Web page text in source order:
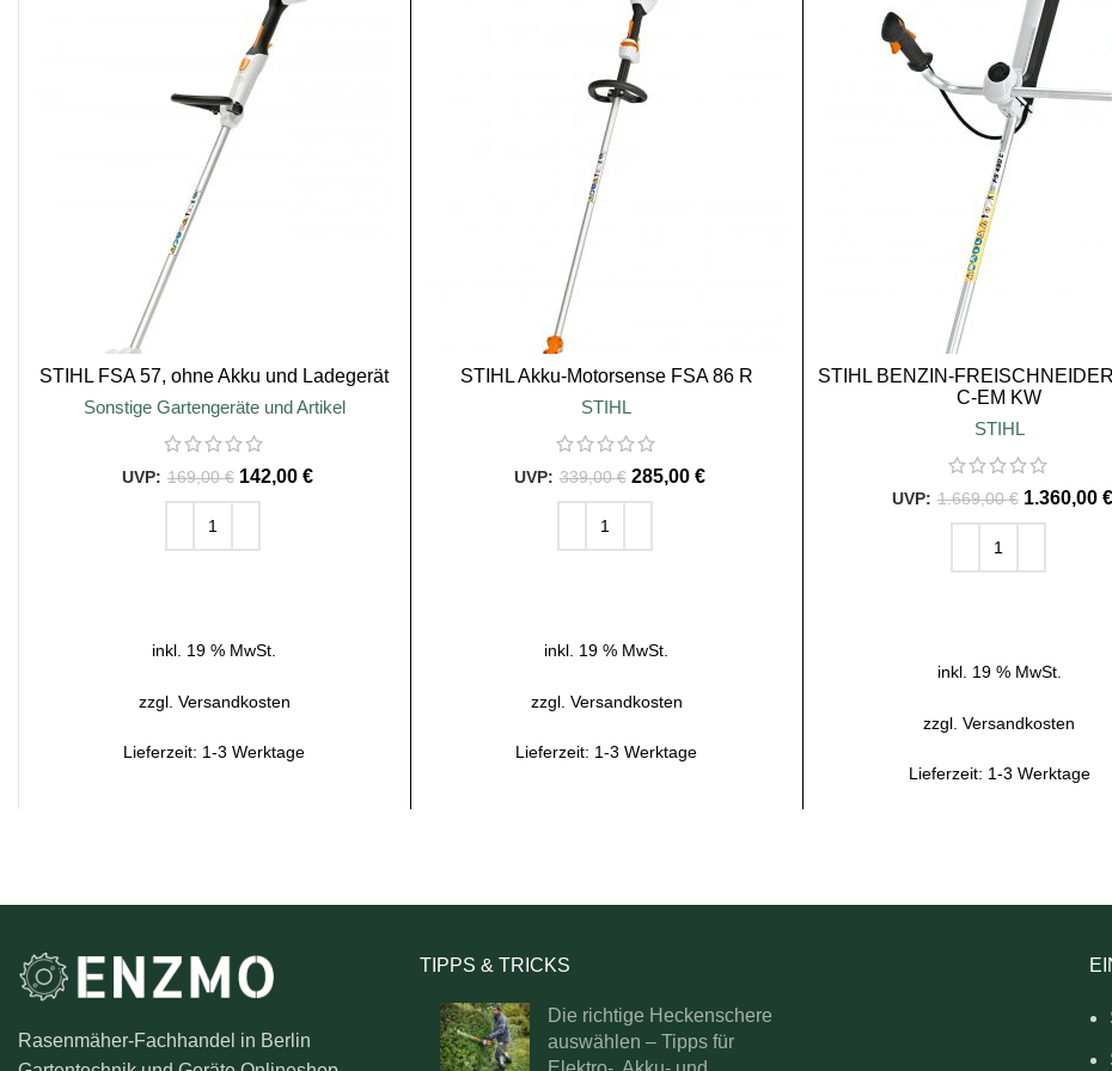
STIHL FSA 57, ohne Akku und Ladegerät
Sonstige Gartengeräte und Artikel
169,00€ 142,00 €
inkl. 19 % MwSt.
zzgl. Versandkosten
Lieferzeit: 1-3 Werktage
STIHL Akku-Motorsense FSA 86 R
STIHL
339,00€ 285,00 €
inkl. 19 % MwSt.
zzgl. Versandkosten
Lieferzeit: 1-3 Werktage
STIHL BENZIN-
C-EM KW
STIHL
1.669,00€ 1.360,00 €
inkl. 19 % MwSt.
zzgl.Versandkosten
Lieferzeit: 1-3 Werktage
Rasenmäher-Fachhandel in Berlin
TIPPS & TRICKS
Die richtige Heckenschere
auswählen – Tipps für